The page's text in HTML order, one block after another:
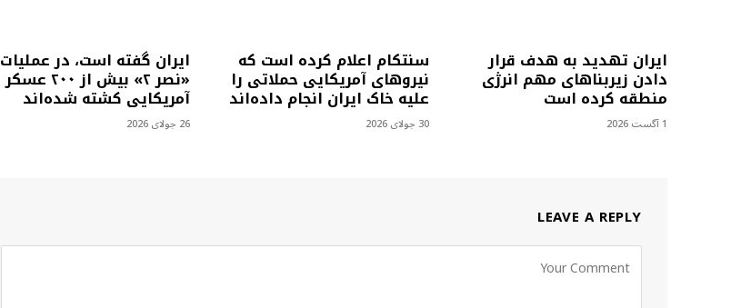
ایران تهدید به هدف قرار
دادن زیربناهای مهم انرژی
منطقه کرده است
1 آگست 2026
سنتکام اعلام کرده است که
نیروهای آمریکایی حملاتی را
علیه خاک ایران انجام داده‌اند
30 جولای 2026
ایران گفته است، در عملیات
«نصر ۲» بیش از ۲۰۰ عسکر
آمریکایی کشته شده‌اند
26 جولای 2026
LEAVE A REPLY